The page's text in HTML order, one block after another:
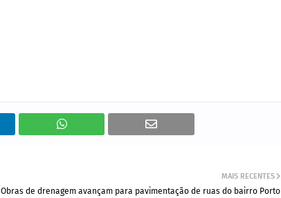
MAIS RECENTES
Obras de drenagem avançam para pavimentação de ruas do bairro Porto